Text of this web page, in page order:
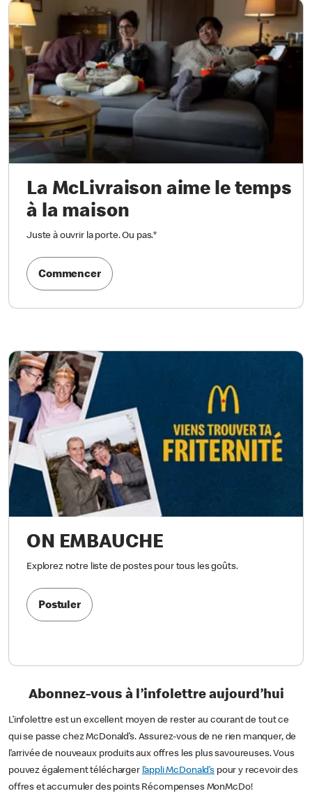
La McLivraison aime le temps
à la maison
Juste à ouvrir la porte. Ou pas.*
Commencer
ON EMBAUCHE
Explorez notre liste de postes pour tous les goûts.
Postuler
Abonnez-vous à l’infolettre aujourd’hui
L’infolettre est un excellent moyen de rester au courant de tout ce
qui se passe chez McDonald’s. Assurez-vous de ne rien manquer, de
l’arrivée de nouveaux produits aux offres les plus savoureuses. Vous
pouvez également télécharger l’appli McDonald’spour y recevoir des
offres et accumuler des points Récompenses MonMcDo!